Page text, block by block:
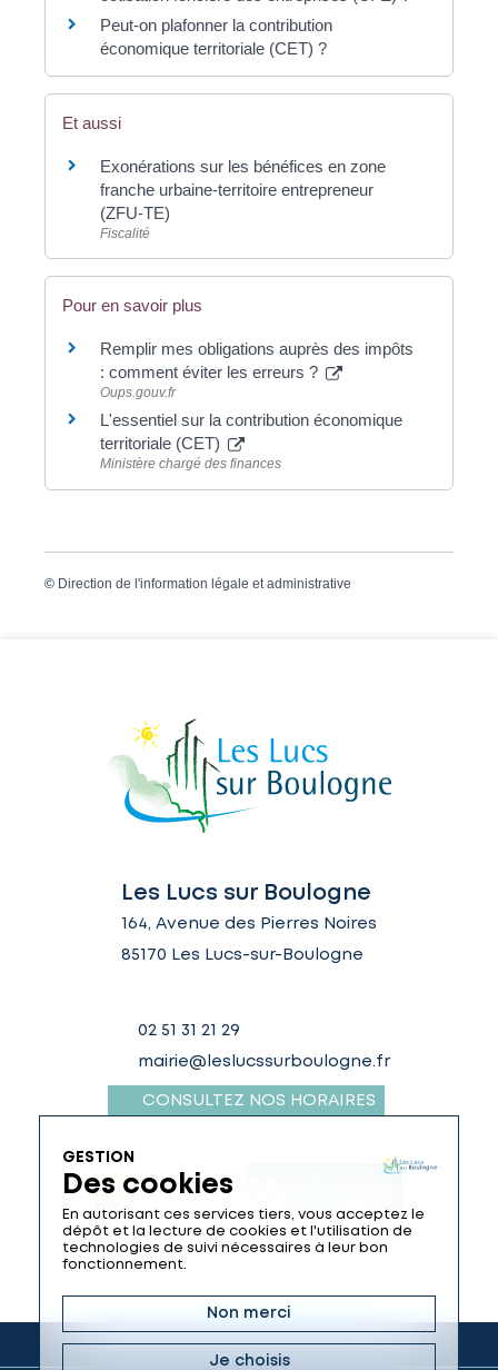
Peut-on plafonner la contribution
économique territoriale (CET) ?
Et aussi
Exonérations sur les bénéfices en zone
franche urbaine-territoire entrepreneur
(ZFU-TE)
Fiscalité
Pour en savoir plus
Remplir mes obligations auprès des impôts
: comment éviter les erreurs ?
Oups.gouv.fr
L'essentiel sur la contribution économique
territoriale (CET)
Ministère chargé des finances
© Direction de l'information légale et administrative
Les Lucs sur Boulogne
164, Avenue des Pierres Noires
85170 Les Lucs-sur-Boulogne
02 51 31 21 29
mairie@leslucssurboulogne.fr
CONSULTEZ NOS HORAIRES
GESTION
Des cookies
En autorisant ces services tiers, vous acceptez le
dépôt et la lecture de cookies et l'utilisation de
technologies de suivi nécessaires à leur bon
fonctionnement.
Non merci
Je choisis